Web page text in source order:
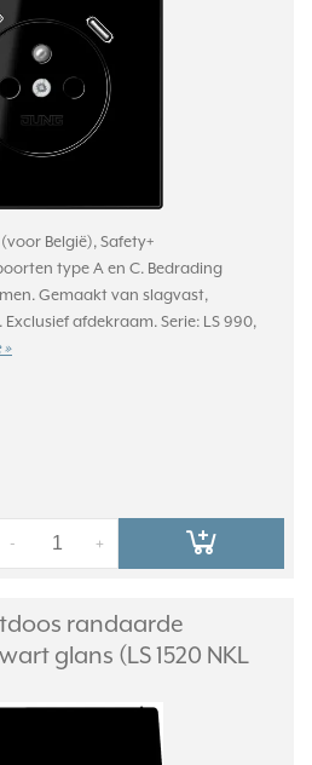
België), Safety+
type A en C. Bedrading
Gemaakt van slagvast,
afdekraam. Serie: LS 990,
»
+
-
randaarde
glans (LS 1520 NKL